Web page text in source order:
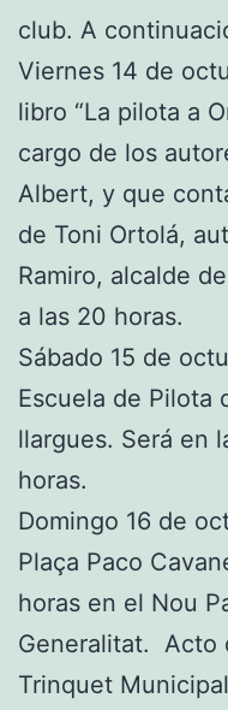
club. A
Viernes 14 de
libro “La pilota a
cargo de los
Albert, y que
de Toni Ortolá,
Ramiro, alcalde
a las 20 horas.
Sábado 15 de
Escuela de Pilota
llargues. Será en
horas.
Domingo 16 de
Plaça Paco
horas en el Nou
Generalitat. Acto
Trinquet